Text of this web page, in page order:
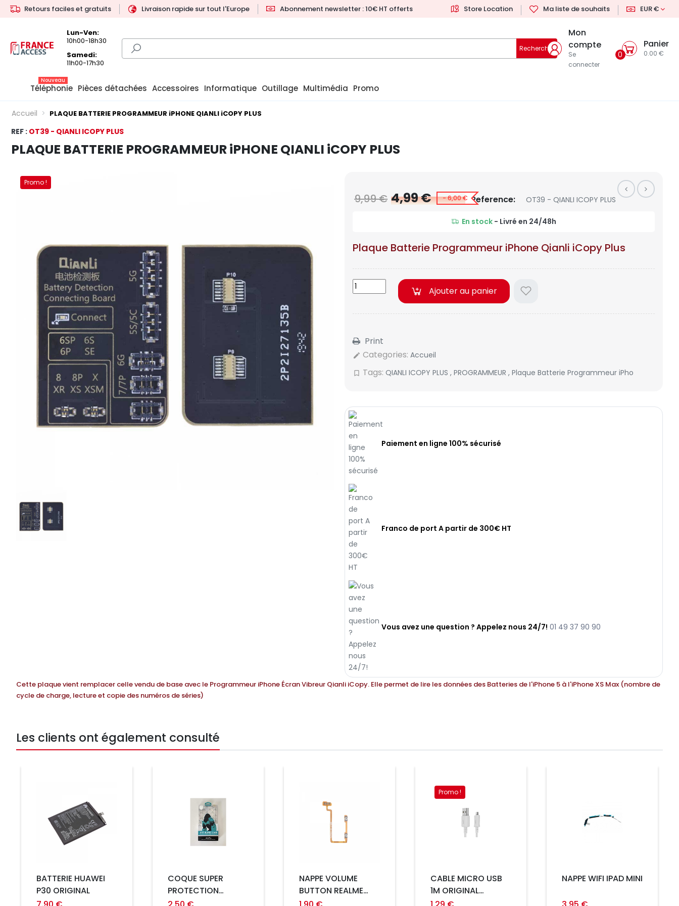
Retours faciles et gratuits Livraison rapide sur tout l'Europe Abonnement newsletter : 10€ HT offerts Store Location Ma liste de souhaits EUR €
Lun-Ven:
10h00-18h30
Samedi:
11h00-17h30
Rechercher
Mon
compte
Se
connecter
0
Panier
0.00 €
Téléphonie
Nouveau
Pièces détachées Accessoires Informatique Outillage Multimédia Promo
Accueil PLAQUE BATTERIE PROGRAMMEUR iPHONE QIANLI iCOPY PLUS
REF : OT39 - QIANLI ICOPY PLUS
PLAQUE BATTERIE PROGRAMMEUR iPHONE QIANLI iCOPY PLUS
Promo !
9,99 € 4,99 € - 6,00 € Reference: OT39 - QIANLI ICOPY PLUS
En stock - Livré en 24/48h
Plaque Batterie Programmeur iPhone Qianli iCopy Plus
Ajouter au panier
Print
edit Categories: Accueil
bookmark_border Tags: QIANLI ICOPY PLUS , PROGRAMMEUR , Plaque Batterie Programmeur iPho
Paiement en ligne 100% sécurisé
Franco de port A partir de 300€ HT
Vous avez une question ? Appelez nous 24/7! 01 49 37 90 90
Cette plaque vient remplacer celle vendu de base avec le Programmeur iPhone Écran Vibreur Qianli iCopy. Elle permet de lire les données des Batteries de l'iPhone 5 à l'iPhone XS Max (nombre de
cycle de charge, lecture et copie des numéros de séries)
Les clients ont également consulté
BATTERIE HUAWEI
P30 ORIGINAL
COQUE SUPER
PROTECTION
SAMSUNG A11
NAPPE VOLUME
BUTTON REALME
FIND X5 LITE 5G
Promo !
CABLE MICRO USB
1M ORIGINAL
SAMSUNG EP-
NAPPE WIFI IPAD MINI